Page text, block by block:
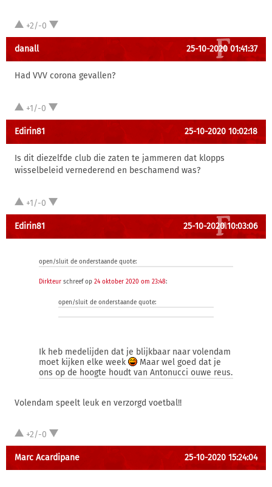
+2/-0
danall 25-10-2020 01:41:37
Had VVV corona gevallen?
+1/-0
Edirin81 25-10-2020 10:02:18
Is dit diezelfde club die zaten te jammeren dat klopps
wisselbeleid vernederend en beschamend was?
+1/-0
Edirin81 25-10-2020 10:03:06
open/sluit de onderstaande quote:
Dirkteur schreef op 24 oktober 2020 om 23:48:
open/sluit de onderstaande quote:
Ik heb medelijden dat je blijkbaar naar volendam
moet kijken elke week
Maar wel goed dat je
ons op de hoogte houdt van Antonucci ouwe reus.
Volendam speelt leuk en verzorgd voetbal!!
+2/-0
Marc Acardipane 25-10-2020 15:24:04